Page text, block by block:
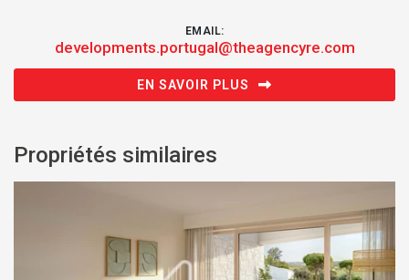
EMAIL:
developments.portugal@theagencyre.com
EN SAVOIR PLUS
Propriétés similaires